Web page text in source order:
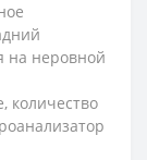
на неровной
количество